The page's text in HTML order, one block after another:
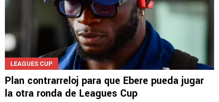
LEAGUES CUP
Plan contrarreloj para que Ebere pueda jugar
la otra ronda de Leagues Cup